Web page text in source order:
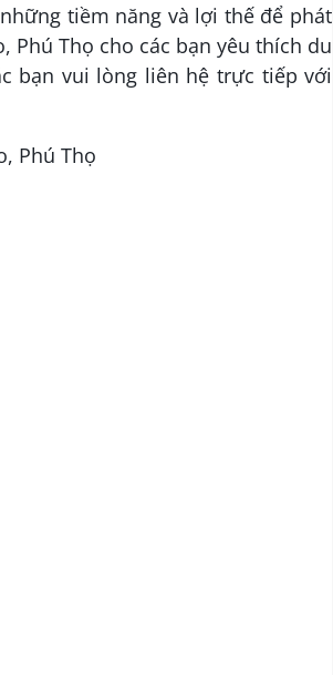
tiềm năng và lợi thế để phát
Phú Thọ cho các bạn yêu thích du
bạn vui lòng liên hệ trực tiếp với